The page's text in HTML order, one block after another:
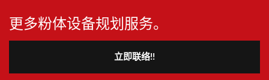
更多粉体设备规划服务。
立即联络!!